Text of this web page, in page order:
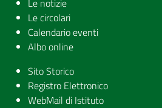
Le notizie
Le circolari
Calendario eventi
Albo online
Sito Storico
Registro Elettronico
WebMail di Istituto